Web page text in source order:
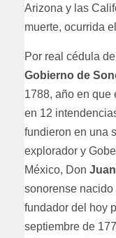
Arizona y las
muerte, ocurrida
Por real cédula
Gobierno de
1788, año en que
en 12
fundieron en una
explorador y
México, Don
sonorense
fundador del hoy
septiembre de